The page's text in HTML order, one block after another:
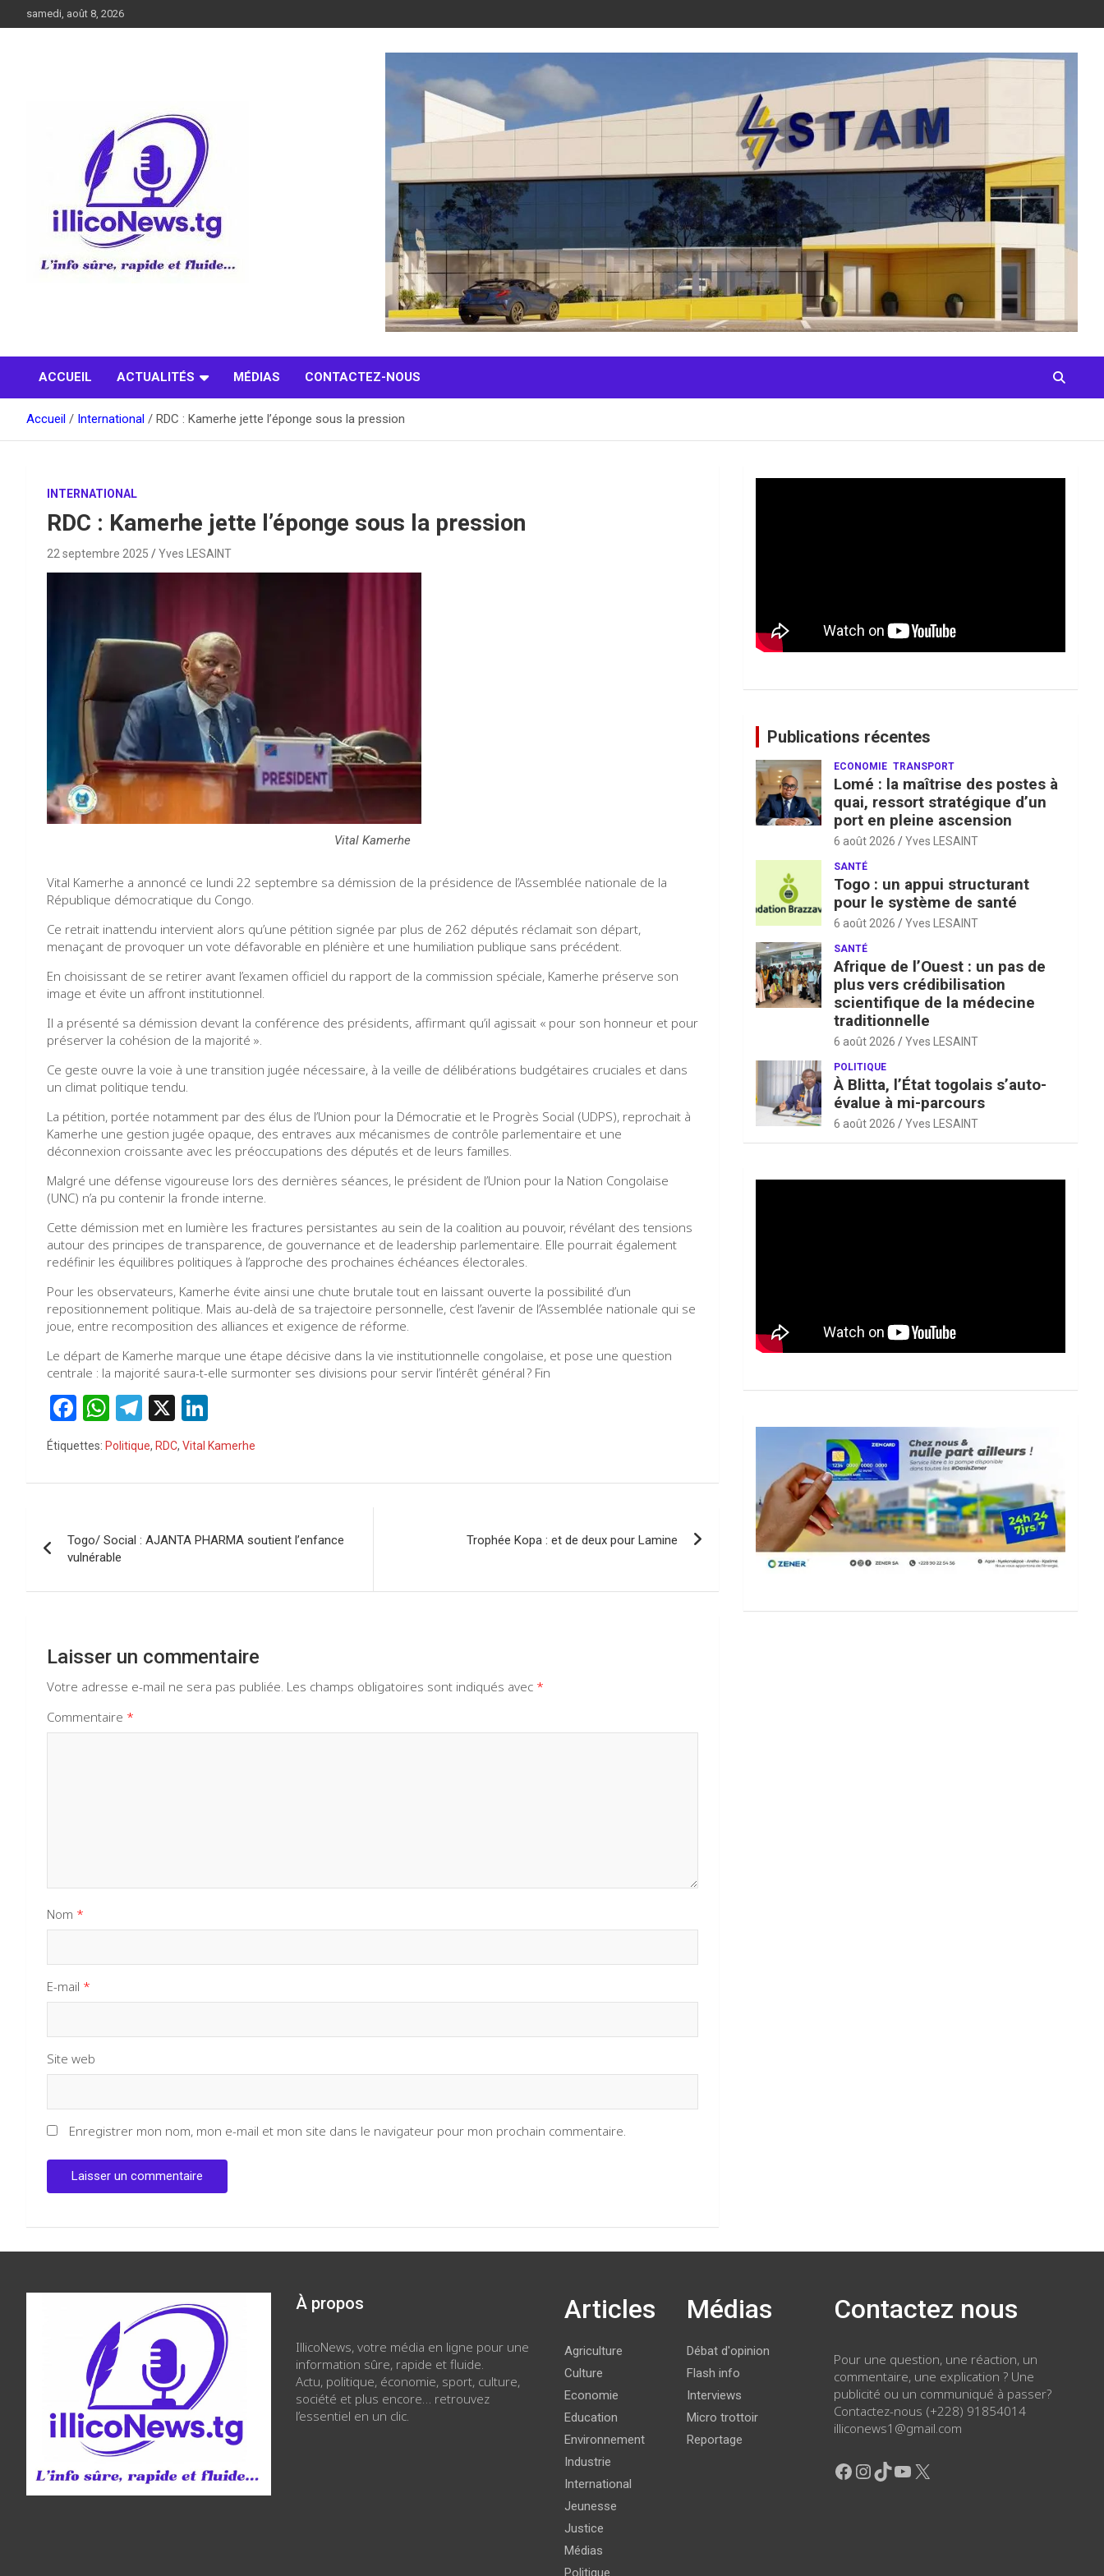
au
samedi, août 8, 2026
ACCUEIL ACTUALITÉS MÉDIAS CONTACTEZ-NOUS
Accueil International RDC : Kamerhe jette l’éponge sous la pression
INTERNATIONAL
RDC : Kamerhe jette l’éponge sous la pression
22 septembre 2025 Yves LESAINT
Vital Kamerhe
Vital Kamerhe a annoncé ce lundi 22 septembre sa démission de la présidence de l’Assemblée nationale de la
République démocratique du Congo.
Ce retrait inattendu intervient alors qu’une pétition signée par plus de 262 députés réclamait son départ,
menaçant de provoquer un vote défavorable en plénière et une humiliation publique sans précédent.
En choisissant de se retirer avant l’examen officiel du rapport de la commission spéciale, Kamerhe préserve son
image et évite un affront institutionnel.
Il a présenté sa démission devant la conférence des présidents, affirmant qu’il agissait « pour son honneur et pour
préserver la cohésion de la majorité ».
Ce geste ouvre la voie à une transition jugée nécessaire, à la veille de délibérations budgétaires cruciales et dans
un climat politique tendu.
La pétition, portée notamment par des élus de l’Union pour la Démocratie et le Progrès Social (UDPS), reprochait à
Kamerhe une gestion jugée opaque, des entraves aux mécanismes de contrôle parlementaire et une
déconnexion croissante avec les préoccupations des députés et de leurs familles.
Malgré une défense vigoureuse lors des dernières séances, le président de l’Union pour la Nation Congolaise
(UNC) n’a pu contenir la fronde interne.
Cette démission met en lumière les fractures persistantes au sein de la coalition au pouvoir, révélant des tensions
autour des principes de transparence, de gouvernance et de leadership parlementaire. Elle pourrait également
redéfinir les équilibres politiques à l’approche des prochaines échéances électorales.
Pour les observateurs, Kamerhe évite ainsi une chute brutale tout en laissant ouverte la possibilité d’un
repositionnement politique. Mais au-delà de sa trajectoire personnelle, c’est l’avenir de l’Assemblée nationale qui se
joue, entre recomposition des alliances et exigence de réforme.
Le départ de Kamerhe marque une étape décisive dans la vie institutionnelle congolaise, et pose une question
centrale : la majorité saura-t-elle surmonter ses divisions pour servir l’intérêt général ? Fin
F
a
ce
b
o
k
W
h
at
s
p
p
T
el
e
gr
m
X
n
ke
dI
Étiquettes: Politique, RDC, Vital Kamerhe
de
l’article
Togo/ Social : AJANTA PHARMA soutient l’enfance
vulnérable
Trophée Kopa : et de deux pour Lamine
Laisser un commentaire
Votre adresse e-mail ne sera pas publiée. Les champs obligatoires sont indiqués avec *
Commentaire *
Nom *
E-mail *
Site web
Enregistrer mon nom, mon e-mail et mon site dans le navigateur pour mon prochain commentaire.
Publications récentes
ECONOMIE TRANSPORT
Lomé : la maîtrise des postes à
quai, ressort stratégique d’un
port en pleine ascension
6 août 2026 Yves LESAINT
SANTÉ
Togo : un appui structurant
pour le système de santé
6 août 2026 Yves LESAINT
SANTÉ
Afrique de l’Ouest : un pas de
plus vers crédibilisation
scientifique de la médecine
traditionnelle
6 août 2026 Yves LESAINT
POLITIQUE
À Blitta, l’État togolais s’auto-
évalue à mi-parcours
6 août 2026 Yves LESAINT
À propos
IllicoNews, votre média en ligne pour une
information sûre, rapide et fluide.
Actu, politique, économie, sport, culture,
société et plus encore… retrouvez
l’essentiel en un clic.
Articles
Agriculture
Culture
Economie
Education
Environnement
Industrie
International
Jeunesse
Justice
Médias
Politique
Médias
Débat d'opinion
Flash info
Interviews
Micro trottoir
Reportage
Contactez nous
Pour une question, une réaction, un
commentaire, une explication ? Une
publicité ou un communiqué à passer?
Contactez-nous (+228) 91854014
illiconews1@gmail.com
Facebook
Instagram
TikTok
YouTube
X